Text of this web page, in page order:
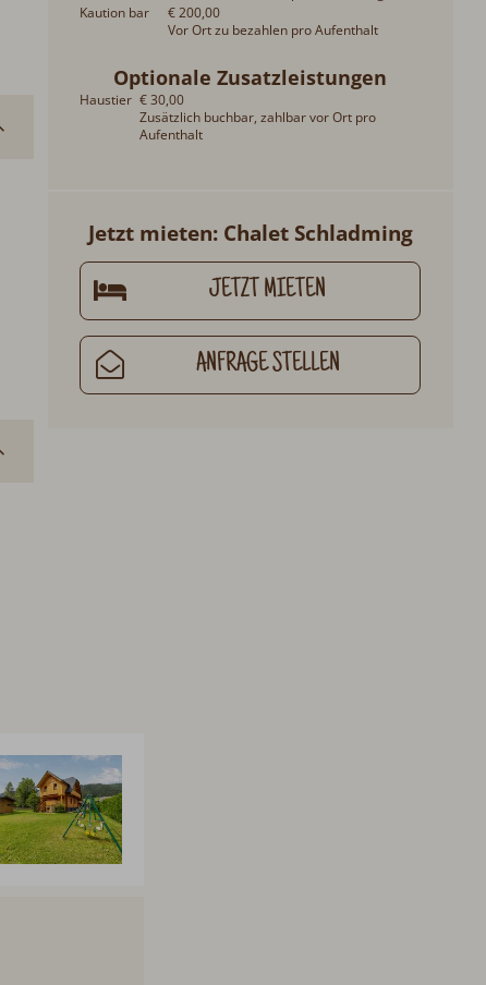
Kaution bar
€ 200,00
Vor Ort zu bezahlen pro Aufenthalt
Optionale Zusatzleistungen
Haustier € 30,00
Zusätzlich buchbar, zahlbar vor Ort pro
Aufenthalt
Jetzt mieten: Chalet Schladming
JETZT MIETEN
ANFRAGE STELLEN